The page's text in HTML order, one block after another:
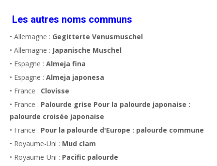
Les autres noms communs
• Allemagne : Gegitterte Venusmuschel
• Allemagne : Japanische Muschel
• Espagne : Almeja fina
• Espagne : Almeja japonesa
• France : Clovisse
• France : Palourde grise Pour la palourde japonaise :
palourde croisée japonaise
• France : Pour la palourde d'Europe : palourde commune
• Royaume-Uni : Mud clam
• Royaume-Uni : Pacific palourde